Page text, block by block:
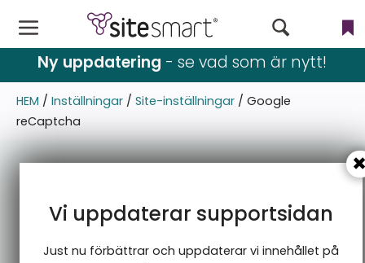
Webbutik
CMS
Filer
Nyhetsbrev
Ny uppdatering - se vad som är nytt!
HEM / Inställningar / Site-inställningar / Google
reCaptcha
Vi uppdaterar supportsidan
Just nu förbättrar och uppdaterar vi innehållet på